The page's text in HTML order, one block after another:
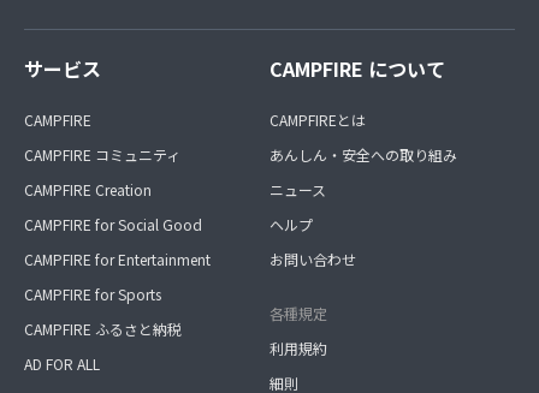
サービス
CAMPFIRE
CAMPFIRE コミュニティ
CAMPFIRE Creation
CAMPFIRE for Social Good
CAMPFIRE for Entertainment
CAMPFIRE for Sports
CAMPFIRE ふるさと納税
AD FOR ALL
CAMPFIRE について
CAMPFIREとは
あんしん・安全への取り組み
ニュース
ヘルプ
お問い合わせ
各種規定
利用規約
細則